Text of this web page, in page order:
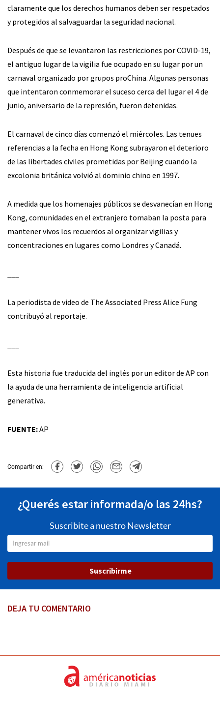
claramente que los derechos humanos deben ser respetados
y protegidos al salvaguardar la seguridad nacional.
Después de que se levantaron las restricciones por COVID-19,
el antiguo lugar de la vigilia fue ocupado en su lugar por un
carnaval organizado por grupos proChina. Algunas personas
que intentaron conmemorar el suceso cerca del lugar el 4 de
junio, aniversario de la represión, fueron detenidas.
El carnaval de cinco días comenzó el miércoles. Las tenues
referencias a la fecha en Hong Kong subrayaron el deterioro
de las libertades civiles prometidas por Beijing cuando la
excolonia británica volvió al dominio chino en 1997.
A medida que los homenajes públicos se desvanecían en Hong
Kong, comunidades en el extranjero tomaban la posta para
mantener vivos los recuerdos al organizar vigilias y
concentraciones en lugares como Londres y Canadá.
La periodista de video de The Associated Press Alice Fung
contribuyó al reportaje.
Esta historia fue traducida del inglés por un editor de AP con
la ayuda de una herramienta de inteligencia artificial
generativa.
FUENTE:AP
Compartir en:
¿Querés estar informada/o las 24hs?
Suscribite a nuestro Newsletter
Suscribirme
DEJA TU COMENTARIO